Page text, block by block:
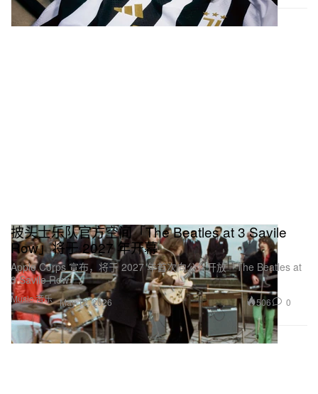
Music 音乐
披头士乐队官方空间「The Beatles at 3 Savile
Row」将于 2027 年开幕
Apple Corps 宣布，将于 2027 年首次向公众开放「The Beatles at
3 Savile Row」。
May 12, 2026 506 0